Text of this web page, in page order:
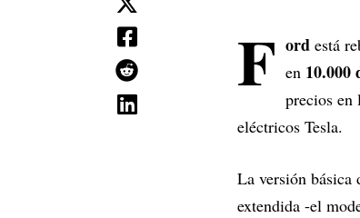
F ord está
en 10.000
precios en
eléctricos Tesla.
La versión básica
extendida -el